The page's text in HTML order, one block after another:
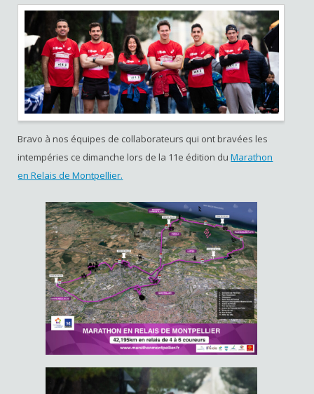
Bravo à nos équipes de collaborateurs qui ont bravées les
intempéries ce dimanche lors de la 11e édition duMarathon
en Relais de Montpellier.